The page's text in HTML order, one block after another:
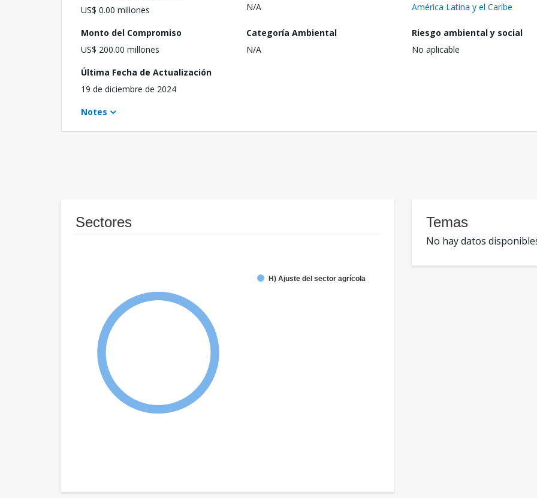
US$ 0.00 millones
N/A
América Latina y el Caribe
Monto del Compromiso
US$ 200.00 millones
Categoría Ambiental
N/A
Riesgo ambiental y social
No aplicable
Última Fecha de Actualización
19 de diciembre de 2024
Notes
Sectores
H) Ajuste del sector agrícola
Temas
No hay datos